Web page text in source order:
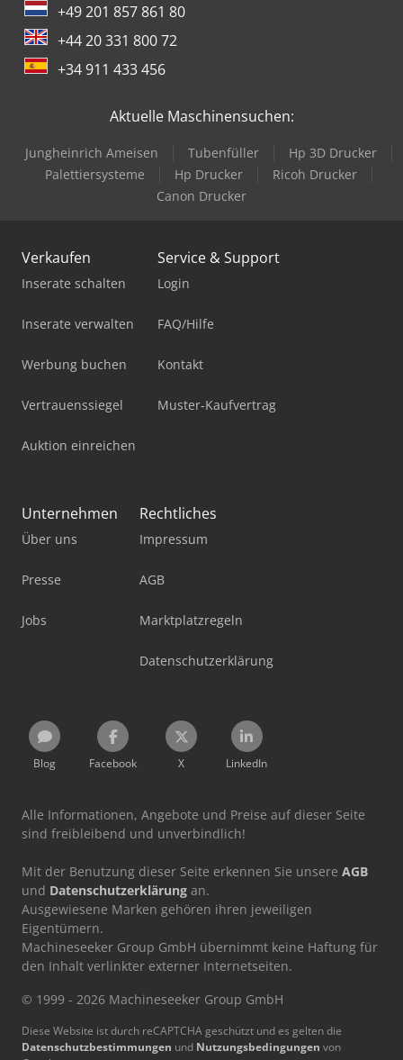
+49 201 857 861 80
+44 20 331 800 72
+34 911 433 456
Aktuelle Maschinensuchen:
Jungheinrich Ameisen Tubenfüller
Hp 3D Drucker
Palettiersysteme
Hp Drucker
Ricoh Drucker
Canon Drucker
Verkaufen
Inserate schalten
Inserate verwalten
Werbung buchen
Vertrauenssiegel
Auktion einreichen
Service & Support
Login
FAQ/Hilfe
Kontakt
Muster-Kaufvertrag
Unternehmen
Über uns
Presse
Jobs
Rechtliches
Impressum
AGB
Marktplatzregeln
Datenschutzerklärung
Blog Facebook X LinkedIn
Alle Informationen, Angebote und Preise auf dieser Seite
sind freibleibend und unverbindlich!
Mit der Benutzung dieser Seite erkennen Sie unsere AGB
und Datenschutzerklärung an.
Ausgewiesene Marken gehören ihren jeweiligen
Eigentümern.
Machineseeker Group GmbH übernimmt keine Haftung für
den Inhalt verlinkter externer Internetseiten.
© 1999 - 2026 Machineseeker Group GmbH
Diese Website ist durch reCAPTCHA geschützt und es gelten die
Datenschutzbestimmungen und Nutzungsbedingungen von